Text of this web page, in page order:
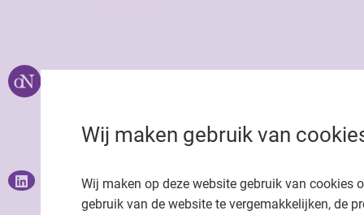
Wij maken gebruik van
Wij maken op deze website gebruik van cookies
gebruik van de website te vergemakkelijken, de
Privacy statement
Cookie
Richtlijnen